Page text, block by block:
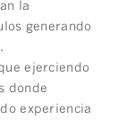
la
generando
ejerciendo
donde
experiencia